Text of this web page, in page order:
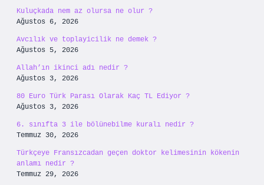
Kuluçkada nem az olursa ne olur ?
Ağustos 6, 2026
Avcılık ve toplayicilik ne demek ?
Ağustos 5, 2026
Allah’ın ikinci adı nedir ?
Ağustos 3, 2026
80 Euro Türk Parası Olarak Kaç TL Ediyor ?
Ağustos 3, 2026
6. sınıfta 3 ile bölünebilme kuralı nedir ?
Temmuz 30, 2026
Türkçeye Fransızcadan geçen doktor kelimesinin kökenin
anlamı nedir ?
Temmuz 29, 2026